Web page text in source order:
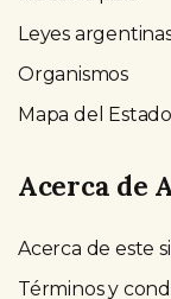
Leyes
Organismos
Mapa del Estado
Acerca de
Acerca de este
Términos y